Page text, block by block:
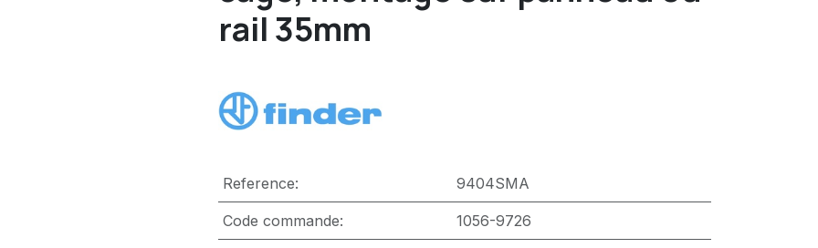
rail 35mm
Reference: 9404SMA
Code commande: 1056-9726